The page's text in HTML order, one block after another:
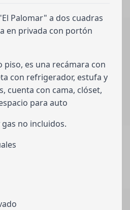
Palomar" a dos cuadras
en privada con portón
piso, es una recámara con
con refrigerador, estufa y
cuenta con cama, clóset,
para auto
no incluidos.